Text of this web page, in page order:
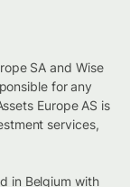
SA and Wise
for any
Europe AS is
services,
in Belgium with